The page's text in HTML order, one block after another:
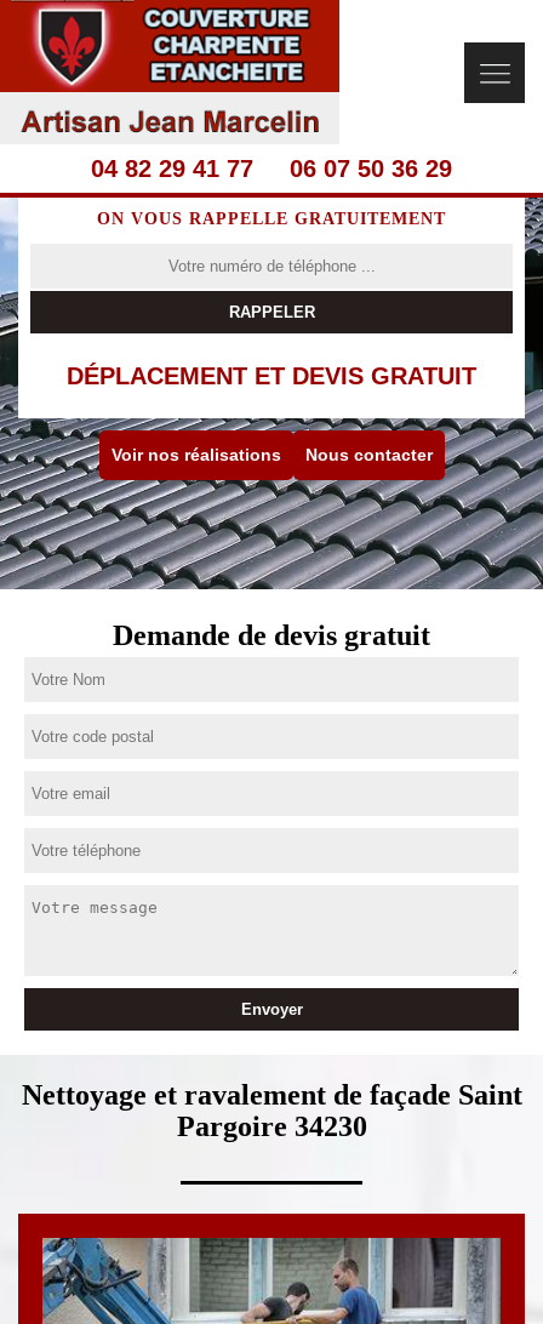
04 82 29 41 77 06 07 50 36 29
ON VOUS RAPPELLE GRATUITEMENT
DÉPLACEMENT ET DEVIS GRATUIT
Voir nos réalisations Nous contacter
Demande de devis gratuit
Nettoyage et ravalement de façade Saint
Pargoire 34230